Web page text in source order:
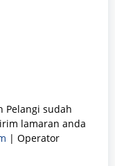
Pelangi sudah
lamaran anda
| Operator